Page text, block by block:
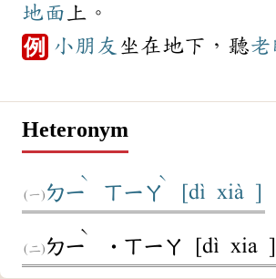
地面 上。
例 小朋友 坐在地下，聽老
Heteronym
ㄉㄧ
ˋ
ㄒㄧㄚ
ˋ
[dì xià ]
ㄉㄧ
ˋ
˙ㄒㄧㄚ [dì xia ]